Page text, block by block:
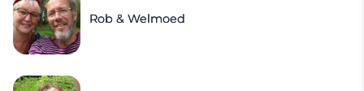
Rob & Welmoed